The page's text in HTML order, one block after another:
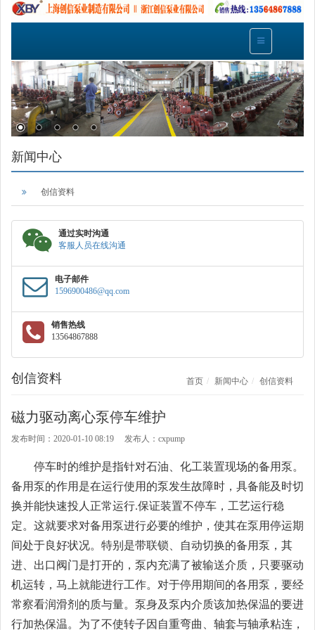
新闻中心
创信资料
通过实时沟通
客服人员在线沟通
电子邮件
1596900486@qq.com
销售热线
13564867888
创信资料 首页 新闻中心 创信资料
​磁力驱动离心泵停车维护
发布时间：2020-01-10 08:19 发布人：cxpump
停车时的维护是指针对石油、化工装置现场的备用泵。
备用泵的作用是在运行使用的泵发生故障时，具备能及时切
换并能快速投人正常运行.保证装置不停车，工艺运行稳
定。这就要求对备用泵进行必要的维护，使其在泵用停运期
间处于良好状况。特别是带联锁、自动切换的备用泵，其
进、出口阀门是打开的，泵内充满了被输送介质，只要驱动
机运转，马上就能进行工作。对于停用期间的各用泵，要经
常察看润滑剂的质与量。泵身及泵内介质该加热保温的要进
行加热保温。为了不使转子因自重弯曲、轴套与轴承粘连，